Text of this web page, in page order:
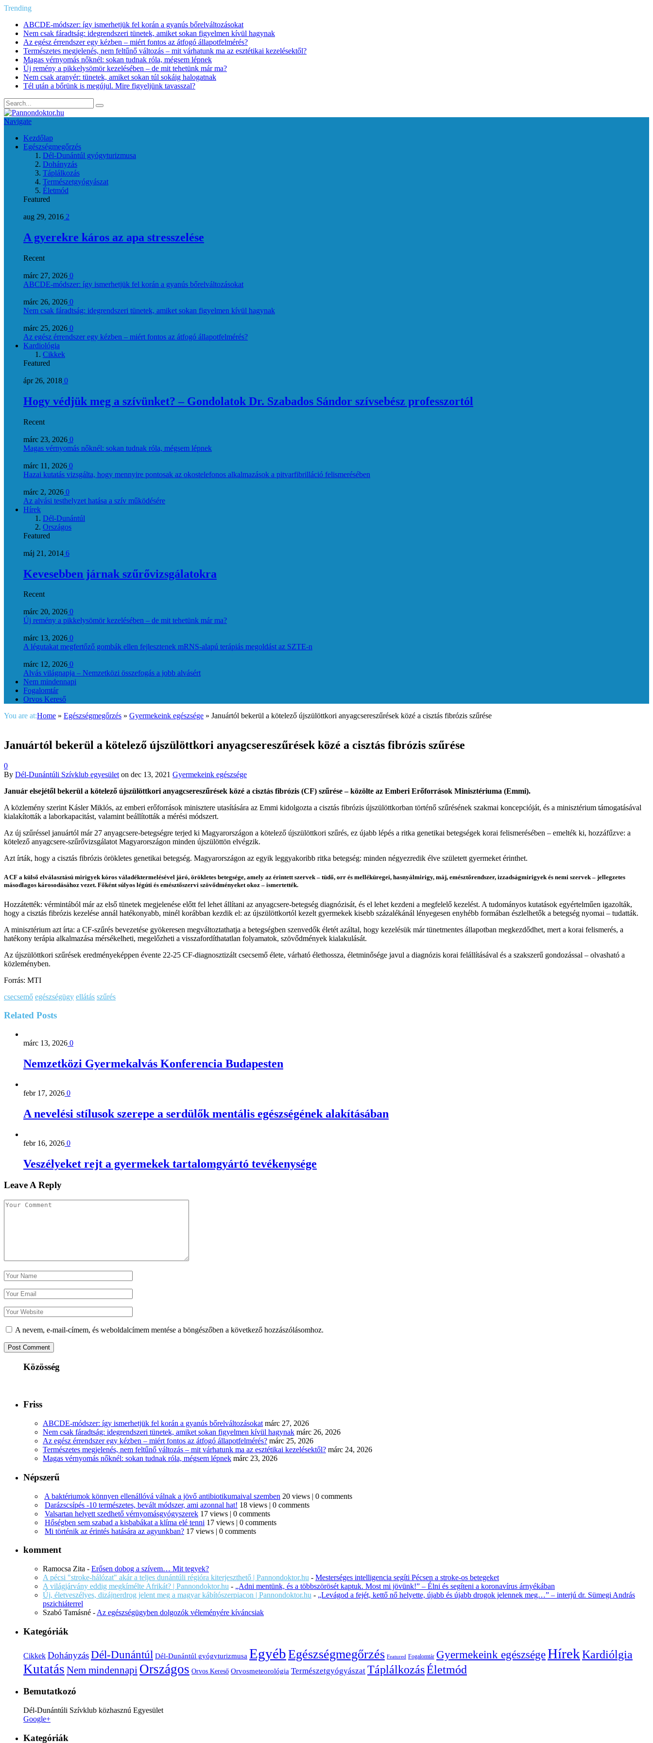
Trending
ABCDE‑módszer: így ismerhetjük fel korán a gyanús bőrelváltozásokat
Nem csak fáradtság: idegrendszeri tünetek, amiket sokan figyelmen kívül hagynak
Az egész érrendszer egy kézben – miért fontos az átfogó állapotfelmérés?
Természetes megjelenés, nem feltűnő változás – mit várhatunk ma az esztétikai kezelésektől?
Magas vérnyomás nőknél: sokan tudnak róla, mégsem lépnek
Új remény a pikkelysömör kezelésében – de mit tehetünk már ma?
Nem csak aranyér: tünetek, amiket sokan túl sokáig halogatnak
Tél után a bőrünk is megújul. Mire figyeljünk tavasszal?
Navigate
Kezdőlap
Egészségmegőrzés
Dél-Dunántúl gyógyturizmusa
Dohányzás
Táplálkozás
Természetgyógyászat
Életmód
Featured
aug 29, 2016 2
A gyerekre káros az apa stresszelése
Recent
márc 27, 2026 0
ABCDE‑módszer: így ismerhetjük fel korán a gyanús bőrelváltozásokat
márc 26, 2026 0
Nem csak fáradtság: idegrendszeri tünetek, amiket sokan figyelmen kívül hagynak
márc 25, 2026 0
Az egész érrendszer egy kézben – miért fontos az átfogó állapotfelmérés?
Kardiológia
Cikkek
Featured
ápr 26, 2018 0
Hogy védjük meg a szívünket? – Gondolatok Dr. Szabados Sándor szívsebész professzortól
Recent
márc 23, 2026 0
Magas vérnyomás nőknél: sokan tudnak róla, mégsem lépnek
márc 11, 2026 0
Hazai kutatás vizsgálta, hogy mennyire pontosak az okostelefonos alkalmazások a pitvarfibrilláció felismerésében
márc 2, 2026 0
Az alvási testhelyzet hatása a szív működésére
Hírek
Dél-Dunántúl
Országos
Featured
máj 21, 2014 6
Kevesebben járnak szűrővizsgálatokra
Recent
márc 20, 2026 0
Új remény a pikkelysömör kezelésében – de mit tehetünk már ma?
márc 13, 2026 0
A légutakat megfertőző gombák ellen fejlesztenek mRNS-alapú terápiás megoldást az SZTE-n
márc 12, 2026 0
Alvás világnapja – Nemzetközi összefogás a jobb alvásért
Nem mindennapi
Fogalomtár
Orvos Kereső
You are at:Home » Egészségmegőrzés » Gyermekeink egészsége » Januártól bekerül a kötelező újszülöttkori anyagcsereszűrések közé a cisztás fibrózis szűrése
Januártól bekerül a kötelező újszülöttkori anyagcsereszűrések közé a cisztás fibrózis szűrése
0
By Dél-Dunántúli Szívklub egyesület on dec 13, 2021 Gyermekeink egészsége
Január elsejétől bekerül a kötelező újszülöttkori anyagcsereszűrések közé a cisztás fibrózis (CF) szűrése – közölte az Emberi Erőforrások Minisztériuma (Emmi).
A közlemény szerint Kásler Miklós, az emberi erőforrások minisztere utasítására az Emmi kidolgozta a cisztás fibrózis újszülöttkorban történő szűrésének szakmai koncepcióját, és a minisztérium támogatásával
kialakították a laborkapacitást, valamint beállították a mérési módszert.
Az új szűréssel januártól már 27 anyagcsere-betegségre terjed ki Magyarországon a kötelező újszülöttkori szűrés, ez újabb lépés a ritka genetikai betegségek korai felismerésében – emelték ki, hozzáfűzve: a
kötelező anyagcsere-szűrővizsgálatot Magyarországon minden újszülöttön elvégzik.
Azt írták, hogy a cisztás fibrózis örökletes genetikai betegség. Magyarországon az egyik leggyakoribb ritka betegség: minden négyezredik élve született gyermeket érinthet.
A CF a külső elválasztású mirigyek kóros váladéktermelésével járó, örökletes betegsége, amely az érintett szervek – tüdő, orr és melléküregei, hasnyálmirigy, máj, emésztőrendszer, izzadságmirigyek és nemi szervek – jellegzetes
másodlagos károsodásához vezet. Főként súlyos légúti és emésztőszervi szövődményeket okoz – ismertették.
Hozzátették: vérmintából már az első tünetek megjelenése előtt fel lehet állítani az anyagcsere-betegség diagnózisát, és el lehet kezdeni a megfelelő kezelést. A tudományos kutatások egyértelműen igazolták,
hogy a cisztás fibrózis kezelése annál hatékonyabb, minél korábban kezdik el: az újszülöttkortól kezelt gyermekek kisebb százalékánál lényegesen enyhébb formában észlelhetők a betegség nyomai – tudatták.
A minisztérium azt írta: a CF-szűrés bevezetése gyökeresen megváltoztathatja a betegségben szenvedők életét azáltal, hogy kezelésük már tünetmentes állapotban megkezdődhet, mert a korai felismerés, a
hatékony terápia alkalmazása mérsékelheti, megelőzheti a visszafordíthatatlan folyamatok, szövődmények kialakulását.
Az újszülöttkori szűrések eredményeképpen évente 22-25 CF-diagnosztizált csecsemő élete, várható élethossza, életminősége javul a diagnózis korai felállításával és a szakszerű gondozással – olvasható a
közleményben.
Forrás: MTI
csecsemő egészségügy ellátás szűrés
Related Posts
márc 13, 2026 0
Nemzetközi Gyermekalvás Konferencia Budapesten
febr 17, 2026 0
A nevelési stílusok szerepe a serdülők mentális egészségének alakításában
febr 16, 2026 0
Veszélyeket rejt a gyermekek tartalomgyártó tevékenysége
Leave A Reply
A nevem, e-mail-címem, és weboldalcímem mentése a böngészőben a következő hozzászólásomhoz.
Közösség
Friss
ABCDE‑módszer: így ismerhetjük fel korán a gyanús bőrelváltozásokat márc 27, 2026
Nem csak fáradtság: idegrendszeri tünetek, amiket sokan figyelmen kívül hagynak márc 26, 2026
Az egész érrendszer egy kézben – miért fontos az átfogó állapotfelmérés? márc 25, 2026
Természetes megjelenés, nem feltűnő változás – mit várhatunk ma az esztétikai kezelésektől? márc 24, 2026
Magas vérnyomás nőknél: sokan tudnak róla, mégsem lépnek márc 23, 2026
Népszerű
A baktériumok könnyen ellenállóvá válnak a jövő antibiotikumaival szemben 20 views | 0 comments
Darázscsípés -10 természetes, bevált módszer, ami azonnal hat! 18 views | 0 comments
Valsartan helyett szedhető vérnyomásgyógyszerek 17 views | 0 comments
Hőségben sem szabad a kisbabákat a klíma elé tenni 17 views | 0 comments
Mi történik az érintés hatására az agyunkban? 17 views | 0 comments
komment
Ramocsa Zita - Erősen dobog a szívem… Mit tegyek?
A pécsi "stroke-hálózat" akár a teljes dunántúli régióra kiterjeszthető | Pannondoktor.hu - Mesterséges intelligencia segíti Pécsen a stroke-os betegeket
A világjárvány eddig megkímélte Afrikát? | Pannondoktor.hu - „Adni mentünk, és a többszörösét kaptuk. Most mi jövünk!” – Élni és segíteni a koronavírus árnyékában
Új, életveszélyes, dizájnerdrog jelent meg a magyar kábítószerpiacon | Pannondoktor.hu - „Levágod a fejét, kettő nő helyette, újabb és újabb drogok jelennek meg…” – interjú dr. Sümegi András
pszichiáterrel
Szabó Tamásné - Az egészségügyben dolgozók véleményére kíváncsiak
Kategóriák
Cikkek DohányzásDél-Dunántúl Dél-Dunántúl gyógyturizmusa EgyébEgészségmegőrzés Featured Fogalomtár Gyermekeink egészségeHírekKardiólgia
Kutatás Nem mindennapi Országos Orvos Kereső Orvosmeteorológia Természetgyógyászat TáplálkozásÉletmód
Bemutatkozó
Dél-Dunántúli Szívklub közhasznú Egyesület
Google+
Kategóriák